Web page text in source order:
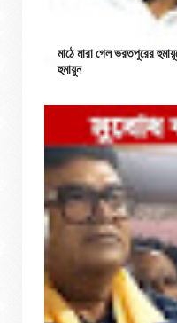
মাঠে মারা গেল ভরতপুরের
হুমায়ুন